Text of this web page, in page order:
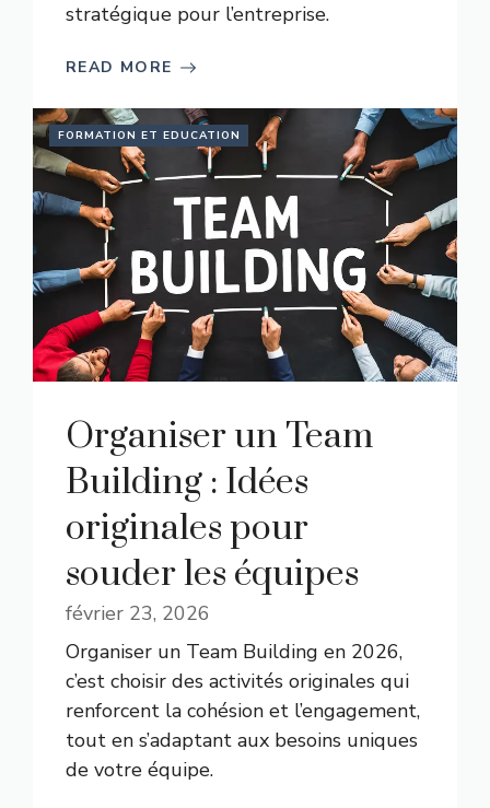
stratégique pour l’entreprise.
READ MORE
FORMATION ET EDUCATION
Organiser un Team
Building : Idées
originales pour
souder les équipes
février 23, 2026
Organiser un Team Building en 2026,
c’est choisir des activités originales qui
renforcent la cohésion et l’engagement,
tout en s’adaptant aux besoins uniques
de votre équipe.